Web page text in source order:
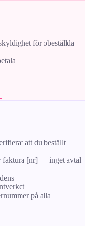
för obeställda
att du beställt
faktura [nr] — inget avtal
på alla